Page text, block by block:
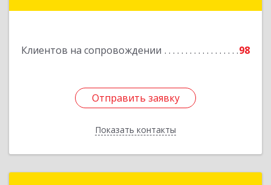
Клиентов на сопровождении 98
Отправить заявку
Показать контакты
Отправить заявку
Назад